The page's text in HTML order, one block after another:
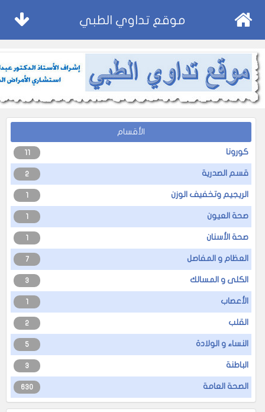
موقع تداوي الطبي
الأقسام
كورونا 11
قسم الصدرية 2
الريجيم وتخفيف الوزن 1
صحة العيون 1
صحة الأسنان 1
العظام و المفاصل 7
الكلى و المسالك 3
الأعصاب 1
القلب 2
النساء و الولادة 5
الباطنة 3
الصحة العامة 630